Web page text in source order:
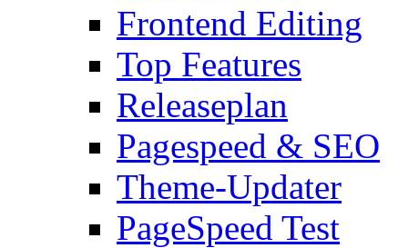
Frontend Editing
Top Features
Releaseplan
Pagespeed & SEO
Theme-Updater
PageSpeed Test